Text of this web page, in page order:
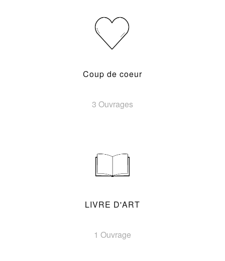
Coup de coeur
3 Ouvrages
LIVRE D'ART
1 Ouvrage